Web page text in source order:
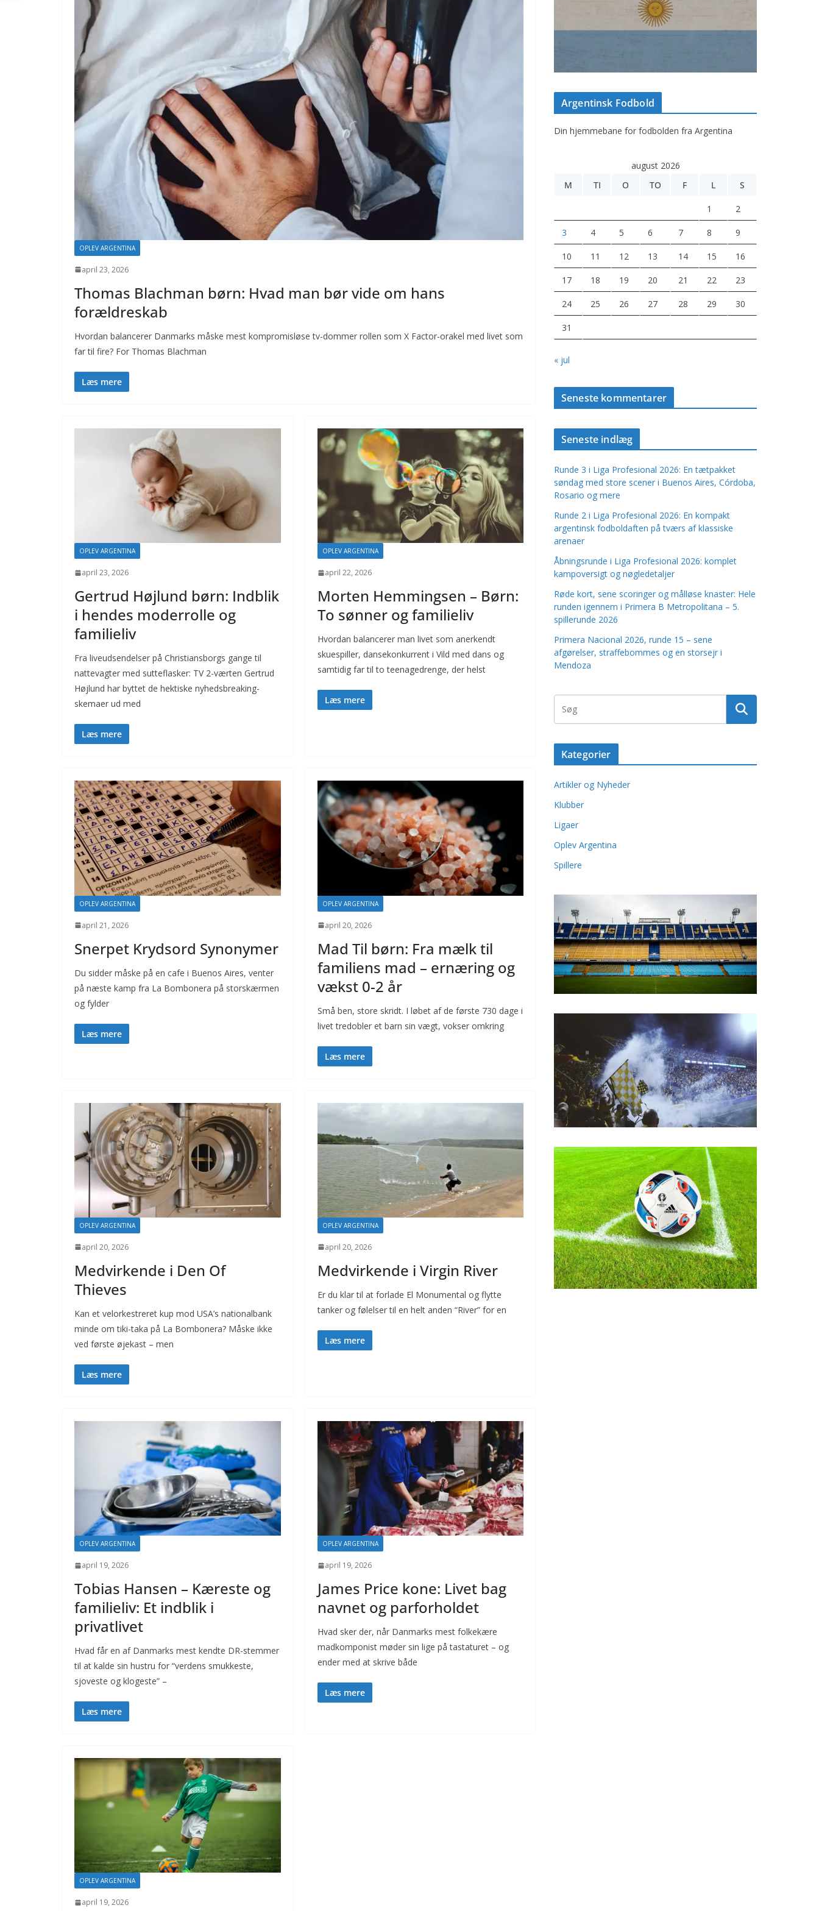
OPLEV ARGENTINA
april 23, 2026
Thomas Blachman børn: Hvad man bør vide om hans
forældreskab
Hvordan balancerer Danmarks måske mest kompromisløse tv-dommer rollen som X Factor-orakel med livet som
far til fire? For Thomas Blachman
Læs mere
OPLEV ARGENTINA
april 23, 2026
Gertrud Højlund børn: Indblik
i hendes moderrolle og
familieliv
Fra liveudsendelser på Christiansborgs gange til
nattevagter med sutteflasker: TV 2-værten Gertrud
Højlund har byttet de hektiske nyhedsbreaking-
skemaer ud med
Læs mere
OPLEV ARGENTINA
april 22, 2026
Morten Hemmingsen – Børn:
To sønner og familieliv
Hvordan balancerer man livet som anerkendt
skuespiller, danse­konkurrent i Vild med dans og
samtidig far til to teenagedrenge, der helst
Læs mere
OPLEV ARGENTINA
april 21, 2026
Snerpet Krydsord Synonymer
Du sidder måske på en cafe i Buenos Aires, venter
på næste kamp fra La Bombonera på storskærmen
og fylder
Læs mere
OPLEV ARGENTINA
april 20, 2026
Mad Til børn: Fra mælk til
familiens mad – ernæring og
vækst 0-2 år
Små ben, store skridt. I løbet af de første 730 dage i
livet tredobler et barn sin vægt, vokser omkring
Læs mere
OPLEV ARGENTINA
april 20, 2026
Medvirkende i Den Of
Thieves
Kan et velorkestreret kup mod USA’s nationalbank
minde om tiki-taka på La Bombonera? Måske ikke
ved første øjekast – men
Læs mere
OPLEV ARGENTINA
april 20, 2026
Medvirkende i Virgin River
Er du klar til at forlade El Monumental og flytte
tanker og følelser til en helt anden “River” for en
Læs mere
OPLEV ARGENTINA
april 19, 2026
Tobias Hansen – Kæreste og
familieliv: Et indblik i
privatlivet
Hvad får en af Danmarks mest kendte DR-stemmer
til at kalde sin hustru for “verdens smukkeste,
sjoveste og klogeste” –
Læs mere
OPLEV ARGENTINA
april 19, 2026
James Price kone: Livet bag
navnet og parforholdet
Hvad sker der, når Danmarks mest folkekære
madkomponist møder sin lige på tastaturet – og
ender med at skrive både
Læs mere
OPLEV ARGENTINA
april 19, 2026
Argentinsk Fodbold
Din hjemmebane for fodbolden fra Argentina
august 2026
M
TI O TO F L S
1 2
3 4 5 6 7 8 9
10 11 12 13 14 15 16
17 18 19 20 21 22 23
24 25 26 27 28 29 30
31
« jul
Seneste kommentarer
Seneste indlæg
Runde 3 i Liga Profesional 2026: En tætpakket
søndag med store scener i Buenos Aires, Córdoba,
Rosario og mere
Runde 2 i Liga Profesional 2026: En kompakt
argentinsk fodboldaften på tværs af klassiske
arenaer
Åbningsrunde i Liga Profesional 2026: komplet
kampoversigt og nøgledetaljer
Røde kort, sene scoringer og målløse knaster: Hele
runden igennem i Primera B Metropolitana – 5.
spillerunde 2026
Primera Nacional 2026, runde 15 – sene
afgørelser, straffebommes og en storsejr i
Mendoza
Kategorier
Artikler og Nyheder
Klubber
Ligaer
Oplev Argentina
Spillere